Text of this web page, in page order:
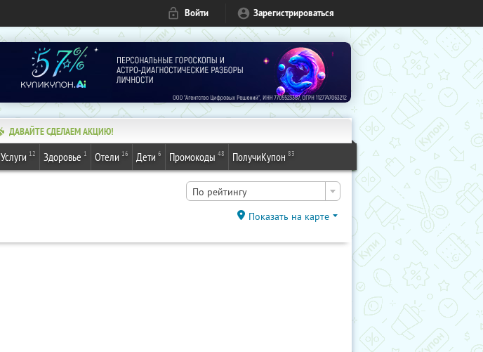
Войти Зарегистрироваться
ДАВАЙТЕ СДЕЛАЕМ АКЦИЮ!
Услуги 12 Здоровье 1 Отели 16 Дети 6 Промокоды 48 ПолучиКупон 83
По рейтингу
Показать на карте